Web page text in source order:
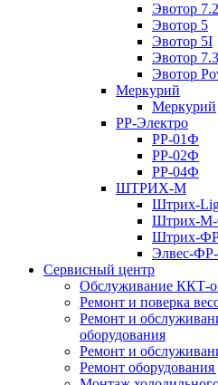
Эвотор 7.2
Эвотор 5
Эвотор 5I
Эвотор 7.3
Эвотор
Меркурий
Меркурий
РР-Электро
РР-01Ф
РР-02Ф
РР-04Ф
ШТРИХ-М
Штрих-
Штрих-
Штрих-
Элвес-
Сервисный центр
Обслуживание ККТ-
Ремонт и поверка
Ремонт и
оборудования
Ремонт и
Ремонт